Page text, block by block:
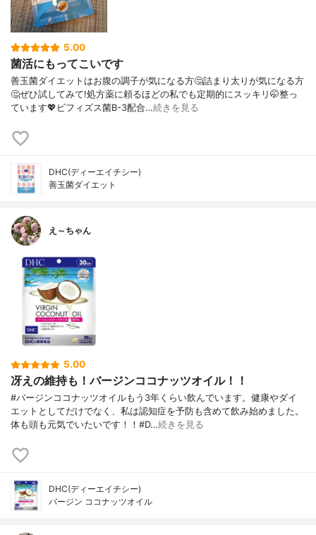
5.00
菌活にもってこいです
善玉菌ダイエットはお腹の調子が気になる方🤔詰まり太りが気になる方
🤔ぜひ試してみて!処方薬に頼るほどの私でも定期的にスッキリ🤭整っ
ています💖ビフィズス菌B-3配合…続きを見る
DHC(ディーエイチシー)
善玉菌ダイエット
え～ちゃん
5.00
冴えの維持も！バージンココナッツオイル！！
#バージンココナッツオイルもう3年くらい飲んでいます。健康やダイ
エットとしてだけでなく、私は認知症を予防も含めて飲み始めました。
体も頭も元気でいたいです！！#D…続きを見る
DHC(ディーエイチシー)
バージン ココナッツオイル